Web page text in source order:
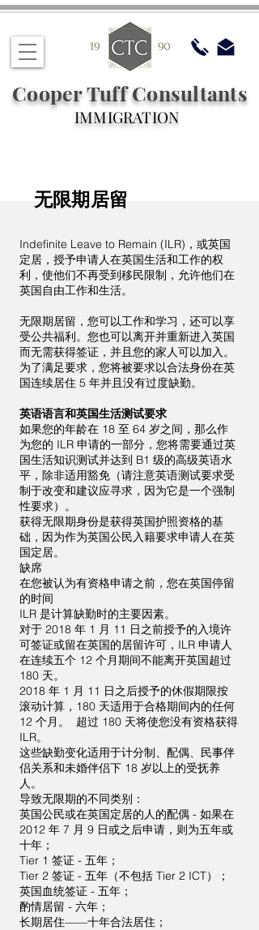
Cooper Tuff Consultants
IMMIGRATION
无限期居留
Indefinite Leave to Remain (ILR)，或英国
定居，授予申请人在英国生活和工作的权
利，使他们不再受到移民限制，允许他们在
英国自由工作和生活。
无限期居留，您可以工作和学习，还可以享
受公共福利。您也可以离开并重新进入英国
而无需获得签证，并且您的家人可以加入。
为了满足要求，您将被要求以合法身份在英
国连续居住 5 年并且没有过度缺勤。
英语语言和英国生活测试要求
如果您的年龄在 18 至 64 岁之间，那么作
为您的 ILR 申请的一部分，您将需要通过英
国生活知识测试并达到 B1 级的高级英语水
平，除非适用豁免（请注意英语测试要求受
制于改变和建议应寻求，因为它是一个强制
性要求）。
获得无限期身份是获得英国护照资格的基
础，因为作为英国公民入籍要求申请人在英
国定居。
缺席
在您被认为有资格申请之前，您在英国停留
的时间
ILR 是计算缺勤时的主要因素。
对于 2018 年 1 月 11 日之前授予的入境许
可签证或留在英国的居留许可，ILR 申请人
在连续五个 12 个月期间不能离开英国超过
180 天。
2018 年 1 月 11 日之后授予的休假期限按
滚动计算，180 天适用于合格期间内的任何
12 个月。 超过 180 天将使您没有资格获得
ILR。
这些缺勤变化适用于计分制、配偶、民事伴
侣关系和未婚伴侣下 18 岁以上的受抚养
人。
导致无限期的不同类别：
英国公民或在英国定居的人的配偶 - 如果在
2012 年 7 月 9 日或之后申请，则为五年或
十年；
Tier 1 签证 - 五年；
Tier 2 签证 - 五年（不包括 Tier 2 ICT）；
英国血统签证 - 五年；
酌情居留 - 六年；
长期居住——十年合法居住；